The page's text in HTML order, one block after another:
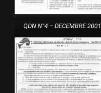
QDN N°4 – DECEMBRE 2001